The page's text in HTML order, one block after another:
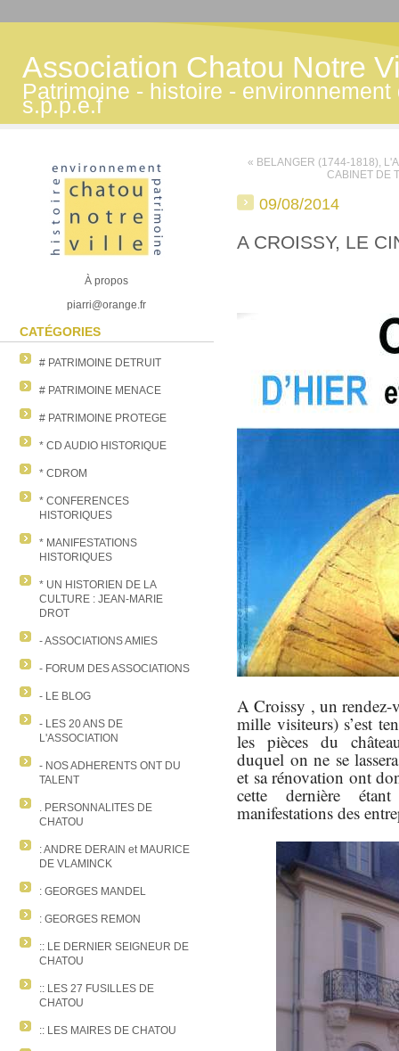
Association Chatou Notre
Patrimoine - histoire -
s.p.p.e.f
À propos
piarri@orange.fr
CATÉGORIES
# PATRIMOINE DETRUIT
# PATRIMOINE MENACE
# PATRIMOINE PROTEGE
* CD AUDIO HISTORIQUE
* CDROM
* CONFERENCES
HISTORIQUES
* MANIFESTATIONS
HISTORIQUES
* UN HISTORIEN DE LA
CULTURE : JEAN-MARIE
DROT
- ASSOCIATIONS AMIES
- FORUM DES ASSOCIATIONS
- LE BLOG
- LES 20 ANS DE
L'ASSOCIATION
- NOS ADHERENTS ONT DU
TALENT
. PERSONNALITES DE
CHATOU
: ANDRE DERAIN et MAURICE
DE VLAMINCK
: GEORGES MANDEL
: GEORGES REMON
:: LE DERNIER SEIGNEUR DE
CHATOU
:: LES 27 FUSILLES DE
CHATOU
:: LES MAIRES DE CHATOU
« BELANGER (1744-1818),
CABINET DE
09/08/2014
A CROISSY, LE
A Croissy , un rendez-
mille visiteurs) s’est
les pièces du
duquel on ne se
et sa rénovation ont
cette dernière
manifestations des